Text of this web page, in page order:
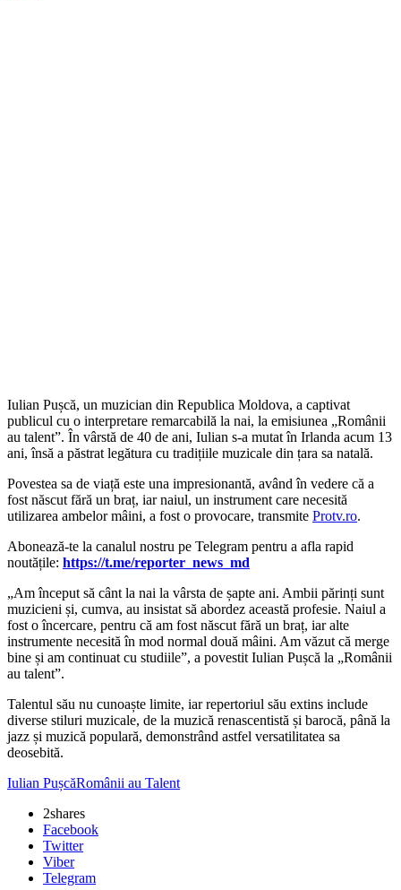
Iulian Pușcă, un muzician din Republica Moldova, a captivat
publicul cu o interpretare remarcabilă la nai, la emisiunea „Românii
au talent”. În vârstă de 40 de ani, Iulian s-a mutat în Irlanda acum 13
ani, însă a păstrat legătura cu tradițiile muzicale din țara sa natală.
Povestea sa de viață este una impresionantă, având în vedere că a
fost născut fără un braț, iar naiul, un instrument care necesită
utilizarea ambelor mâini, a fost o provocare, transmite Protv.ro.
‍Abonează-te la canalul nostru pe Telegram pentru a afla rapid
noutățile: https://t.me/reporter_news_md
„Am început să cânt la nai la vârsta de șapte ani. Ambii părinți sunt
muzicieni și, cumva, au insistat să abordez această profesie. Naiul a
fost o încercare, pentru că am fost născut fără un braț, iar alte
instrumente necesită în mod normal două mâini. Am văzut că merge
bine și am continuat cu studiile”, a povestit Iulian Pușcă la „Românii
au talent”.
Talentul său nu cunoaște limite, iar repertoriul său extins include
diverse stiluri muzicale, de la muzică renascentistă și barocă, până la
jazz și muzică populară, demonstrând astfel versatilitatea sa
deosebită.
Iulian PușcăRomânii au Talent
2shares
Facebook
Twitter
Viber
Telegram